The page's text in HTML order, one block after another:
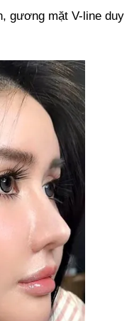
gương mặt V-line duy